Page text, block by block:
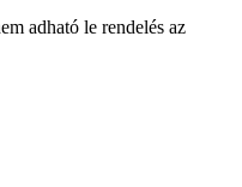
adható le rendelés az